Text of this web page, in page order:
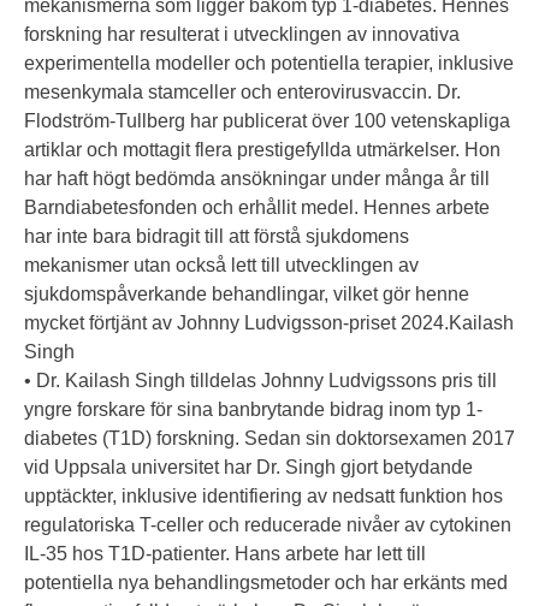
mekanismerna som ligger bakom typ 1-diabetes. Hennes
forskning har resulterat i utvecklingen av innovativa
experimentella modeller och potentiella terapier, inklusive
mesenkymala stamceller och enterovirusvaccin. Dr.
Flodström-Tullberg har publicerat över 100 vetenskapliga
artiklar och mottagit flera prestigefyllda utmärkelser. Hon
har haft högt bedömda ansökningar under många år till
Barndiabetesfonden och erhållit medel. Hennes arbete
har inte bara bidragit till att förstå sjukdomens
mekanismer utan också lett till utvecklingen av
sjukdomspåverkande behandlingar, vilket gör henne
mycket förtjänt av Johnny Ludvigsson-priset 2024.Kailash
Singh
• Dr. Kailash Singh tilldelas Johnny Ludvigssons pris till
yngre forskare för sina banbrytande bidrag inom typ 1-
diabetes (T1D) forskning. Sedan sin doktorsexamen 2017
vid Uppsala universitet har Dr. Singh gjort betydande
upptäckter, inklusive identifiering av nedsatt funktion hos
regulatoriska T-celler och reducerade nivåer av cytokinen
IL-35 hos T1D-patienter. Hans arbete har lett till
potentiella nya behandlingsmetoder och har erkänts med